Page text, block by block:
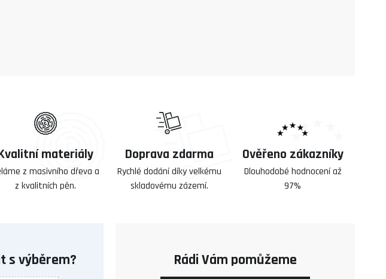
materiály
z masivního dřeva a
z kvalitních pěn.
Doprava zdarma
Rychlé dodání díky velkému
skladovému zázemí.
Ověřeno zákazníky
Dlouhodobé hodnocení až
97%
s výběrem? Rádi Vám pomůžeme